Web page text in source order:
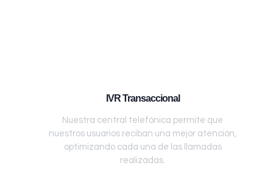
IVR Transaccional
Nuestra central telefónica permite que
nuestros usuarios reciban una mejor atención,
optimizando cada una de las llamadas
realizadas.